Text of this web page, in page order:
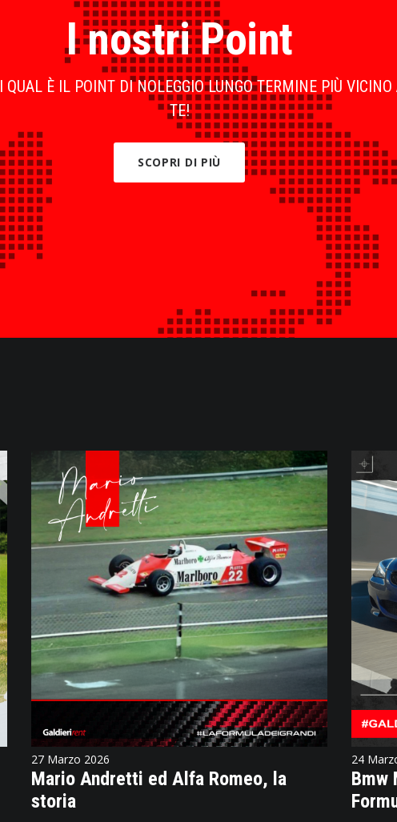
I nostri Point
QUAL È IL POINT DI NOLEGGIO LUNGO TERMINE PIÙ VICINO
TE!
SCOPRI DI PIÙ
27 Marzo 2026
Mario Andretti ed Alfa Romeo, la
storia
24
Bmw